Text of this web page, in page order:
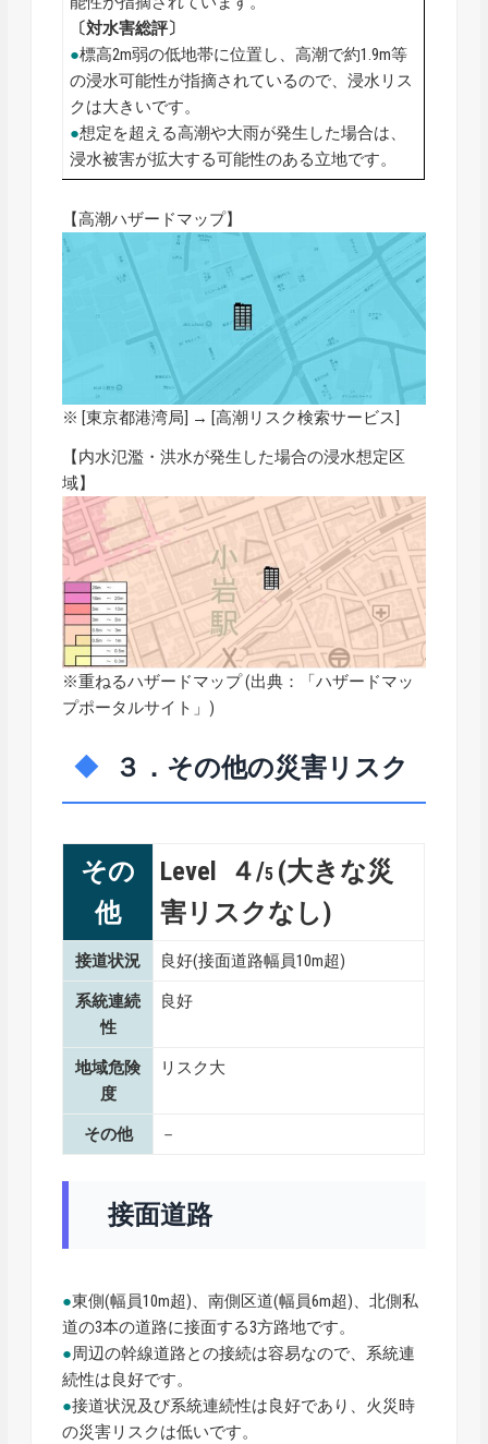
〔対水害総評〕
●標高2m弱の低地帯に位置し、高潮で約1.9m等
の浸水可能性が指摘されているので、浸水リス
クは大きいです。
●想定を超える高潮や大雨が発生した場合は、
浸水被害が拡大する可能性のある立地です。
【高潮ハザードマップ】
※ [東京都港湾局] → [高潮リスク検索サービス]
【内水氾濫・洪水が発生した場合の浸水想定区
域】
※重ねるハザードマップ (出典：「ハザードマッ
プポータルサイト 」)
３．その他の災害リスク
その
他
Level ４/5 (大きな災
害リスクなし)
接道状況 良好(接面道路幅員10m超)
系統連続
性
良好
地域危険
度
リスク大
その他 －
接面道路
●東側(幅員10m超)、南側区道(幅員6m超)、北側私
道の3本の道路に接面する3方路地です。
●周辺の幹線道路との接続は容易なので、系統連
続性は良好です。
●接道状況及び系統連続性は良好であり、火災時
の災害リスクは低いです。